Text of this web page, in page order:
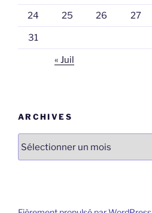
24 25 26 27
31
« Juil
ARCHIVES